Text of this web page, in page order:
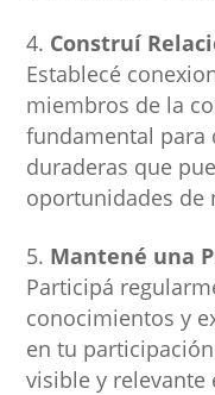
Construí
Establecé
miembros de la
fundamental para
duraderas que
oportunidades de
Mantené una
Participá
conocimientos y
en tu
visible y